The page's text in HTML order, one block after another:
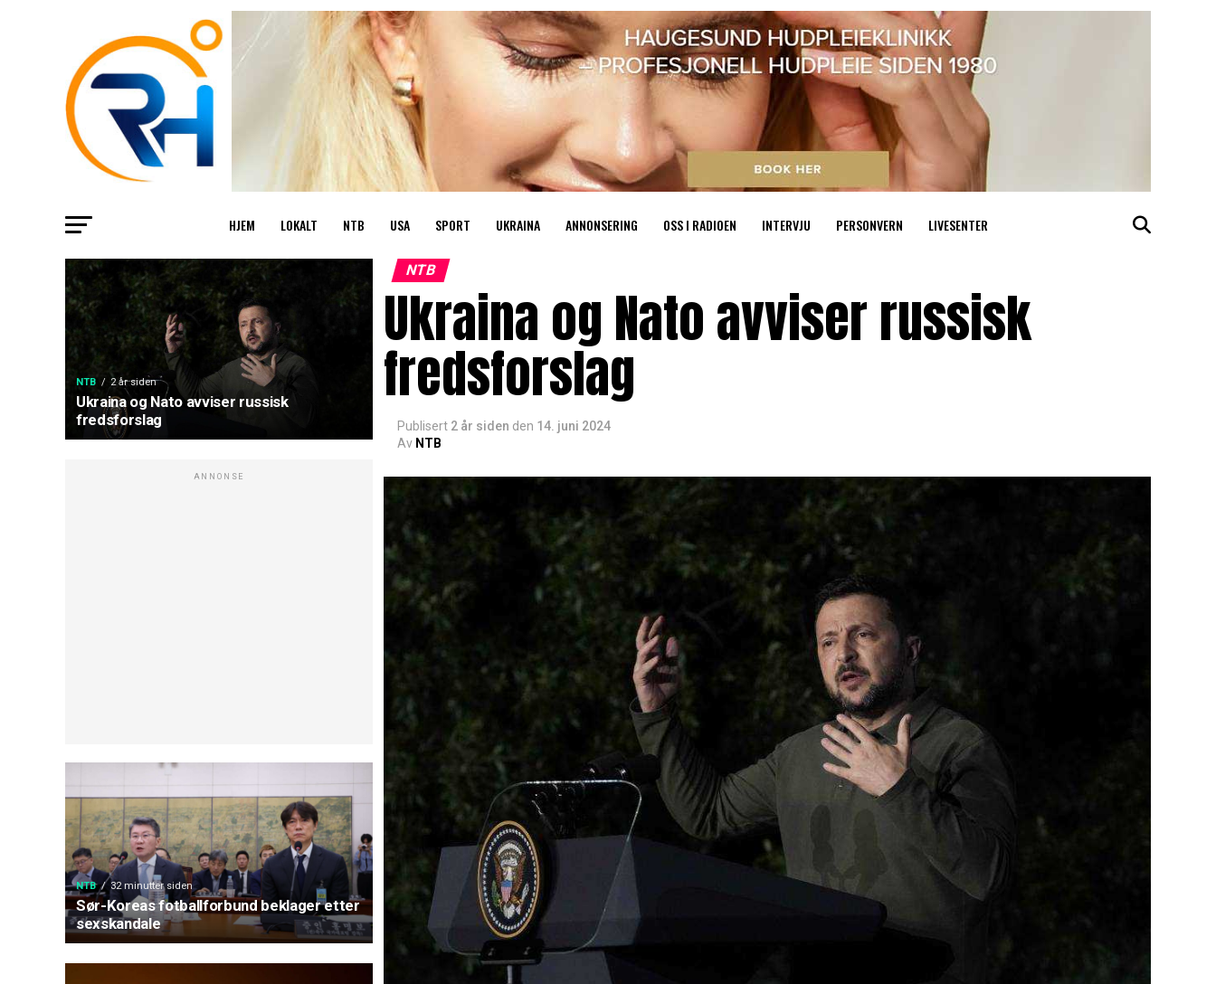
HJEM LOKALT NTB USA SPORT UKRAINA ANNONSERING OSS I RADIOEN INTERVJU PERSONVERN LIVESENTER
NTB 2 år siden
Ukraina og Nato avviser russisk
fredsforslag
ANNONSE
NTB 32 minutter siden
Sør-Koreas fotballforbund beklager etter
sexskandale
NTB
Ukraina og Nato avviser russisk
fredsforslag
Publisert 2 år siden den 14. juni 2024
Av NTB